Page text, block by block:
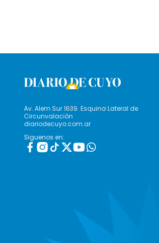
Av. Alem Sur 1639. Esquina Lateral de
Circunvalación
diariodecuyo.com.ar
Siguenos en: